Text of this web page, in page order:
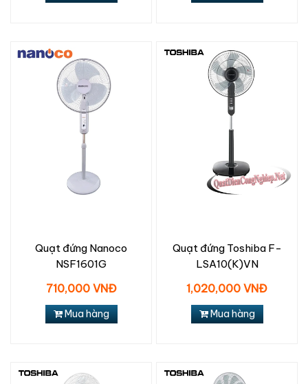
Quạt đứng Nanoco
NSF1601G
710,000 VNĐ
Mua hàng
Quạt đứng Toshiba F-
LSA10(K)VN
1,020,000 VNĐ
Mua hàng